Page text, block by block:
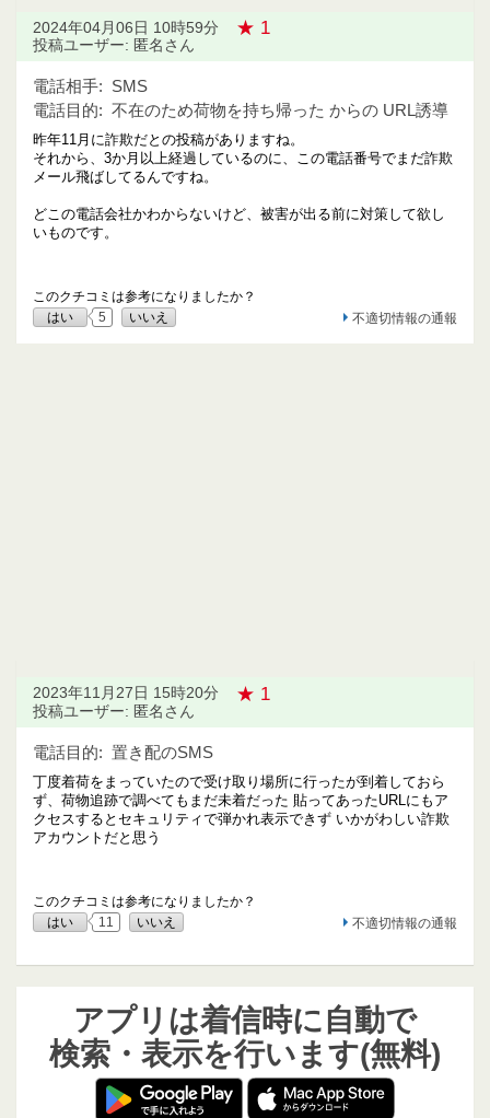
2024年04月06日 10時59分 ★ 1
投稿ユーザー: 匿名さん
電話相手: SMS
電話目的: 不在のため荷物を持ち帰った からの URL誘導
昨年11月に詐欺だとの投稿がありますね。
それから、3か月以上経過しているのに、この電話番号でまだ詐欺
メール飛ばしてるんですね。
どこの電話会社かわからないけど、被害が出る前に対策して欲し
いものです。
このクチコミは参考になりましたか？
はい
5 いいえ 不適切情報の通報
2023年11月27日 15時20分 ★ 1
投稿ユーザー: 匿名さん
電話目的: 置き配のSMS
丁度着荷をまっていたので受け取り場所に行ったが到着しておら
ず、荷物追跡で調べてもまだ未着だった 貼ってあったURLにもア
クセスするとセキュリティで弾かれ表示できず いかがわしい詐欺
アカウントだと思う
このクチコミは参考になりましたか？
はい
11 いいえ 不適切情報の通報
アプリは着信時に自動で
検索・表示を行います(無料)